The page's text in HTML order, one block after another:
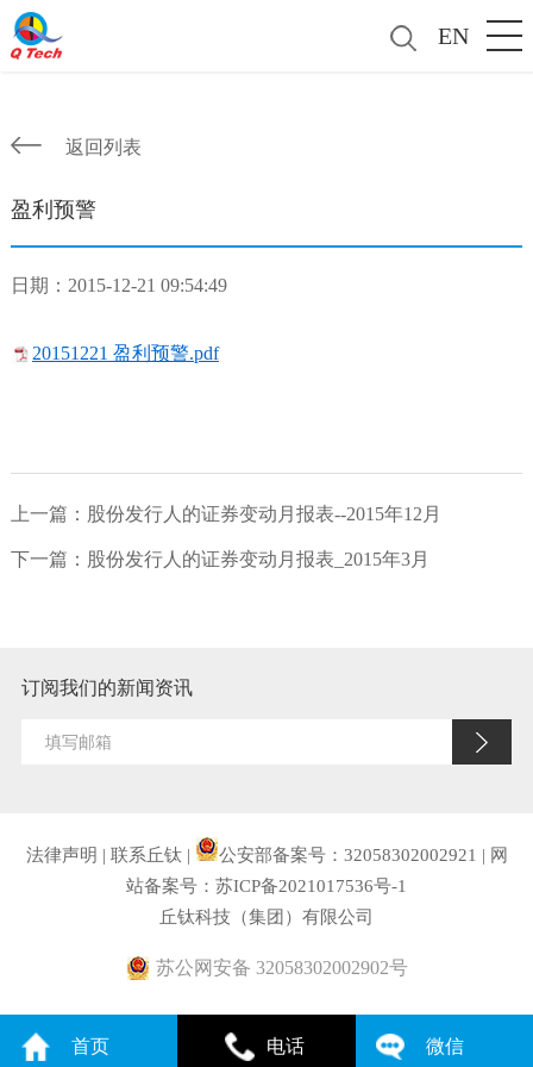
EN
返回列表
盈利预警
日期：2015-12-21 09:54:49
20151221 盈利预警.pdf
上一篇： 股份发行人的证券变动月报表--2015年12月
下一篇： 股份发行人的证券变动月报表_2015年3月
订阅我们的新闻资讯
法律声明 | 联系丘钛| 公安部备案号：32058302002921 | 网
站备案号：苏ICP备2021017536号-1
丘钛科技（集团）有限公司
苏公网安备 32058302002902号
首页 电话 微信